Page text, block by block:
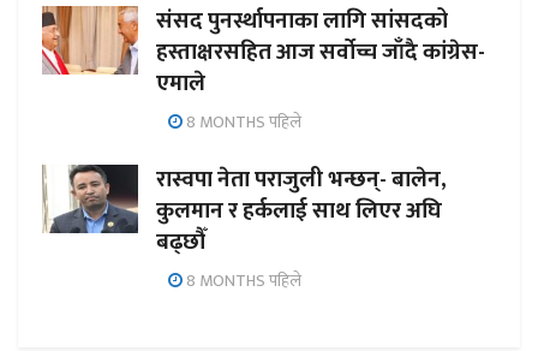
संसद पुनर्स्थापनाका लागि सांसदको
हस्ताक्षरसहित आज सर्वोच्च जाँदै कांग्रेस-
एमाले
8 MONTHS पहिले
रास्वपा नेता पराजुली भन्छन्- बालेन,
कुलमान र हर्कलाई साथ लिएर अघि
बढ्छौँ
8 MONTHS पहिले